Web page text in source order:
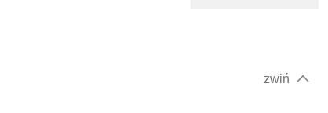
zwiń